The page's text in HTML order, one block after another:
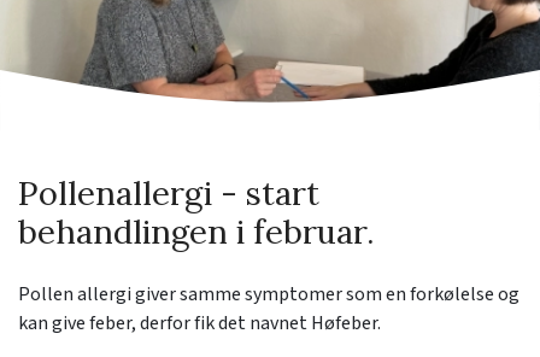
Pollenallergi - start
behandlingen i februar.
Pollen allergi giver samme symptomer som en forkølelse og
kan give feber, derfor fik det navnet Høfeber.